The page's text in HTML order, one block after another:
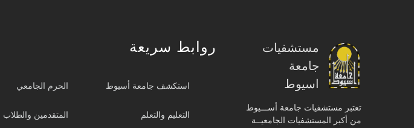
مستشفيات
جامعة
اسيوط
تعتبر مستشفيات جامعة أســـيوط
من أكبر المستشفيات الجامعيــة
روابط سريعة
استكشف جامعة أسيوط الحرم الجامعي
التعليم والتعلم المتقدمين والطلاب